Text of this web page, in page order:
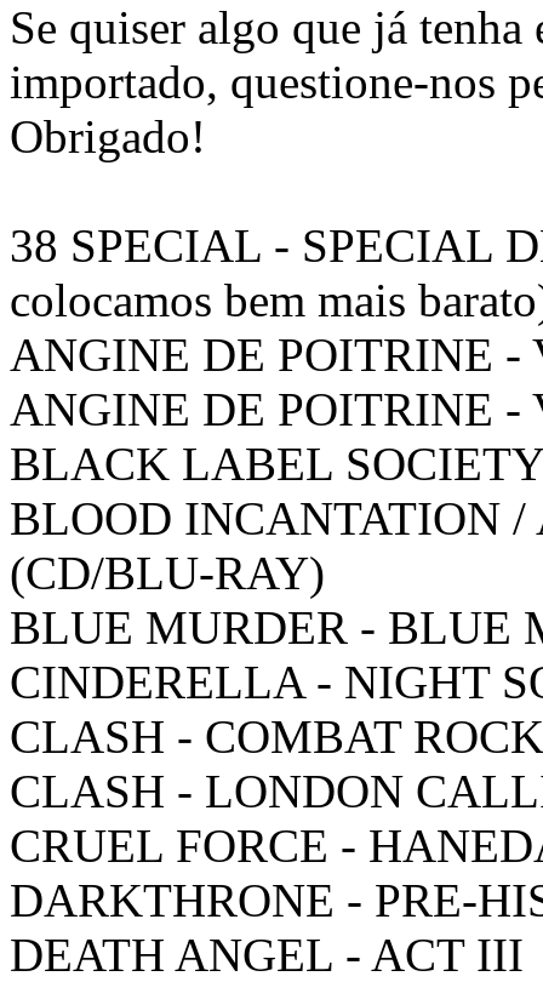
Se quiser algo que já
importado, questione-nos
Obrigado!
38 SPECIAL - SPECIAL
colocamos bem mais
ANGINE DE POITRINE -
ANGINE DE POITRINE -
BLACK LABEL
BLOOD INCANTATION /
(CD/BLU-RAY)
BLUE MURDER - BLUE
CINDERELLA - NIGHT
CLASH - COMBAT ROCK
CLASH - LONDON
CRUEL FORCE -
DARKTHRONE - PRE-
DEATH ANGEL - ACT III